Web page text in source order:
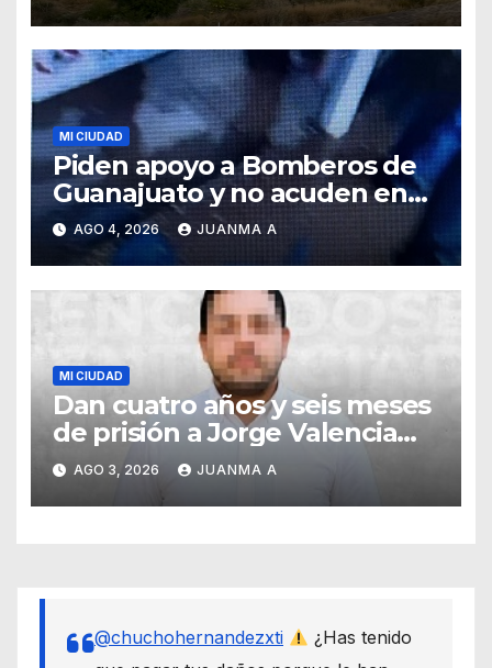
MI CIUDAD
Piden apoyo a Bomberos de
Guanajuato y no acuden en
auxilio de capitalinos ante
fuerte lluvia
AGO 4, 2026 JUANMA A
MI CIUDAD
Dan cuatro años y seis meses
de prisión a Jorge Valencia
Gallo por el delito de cohecho
AGO 3, 2026 JUANMA A
@chuchohernandezxti
¿Has tenido